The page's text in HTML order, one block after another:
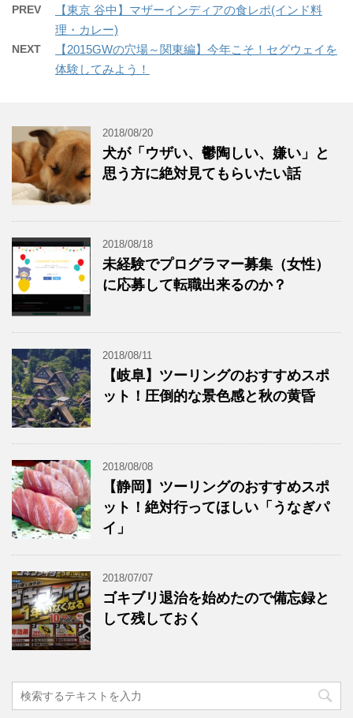
PREV
【東京 谷中】マザーインディアの食レポ(インド料
理・カレー)
NEXT
【2015GWの穴場～関東編】今年こそ！セグウェイを
体験してみよう！
2018/08/20
犬が「ウザい、鬱陶しい、嫌い」と
思う方に絶対見てもらいたい話
2018/08/18
未経験でプログラマー募集（女性）
に応募して転職出来るのか？
2018/08/11
【岐阜】ツーリングのおすすめスポ
ット！圧倒的な景色感と秋の黄昏
2018/08/08
【静岡】ツーリングのおすすめスポ
ット！絶対行ってほしい「うなぎパ
イ」
2018/07/07
ゴキブリ退治を始めたので備忘録と
して残しておく